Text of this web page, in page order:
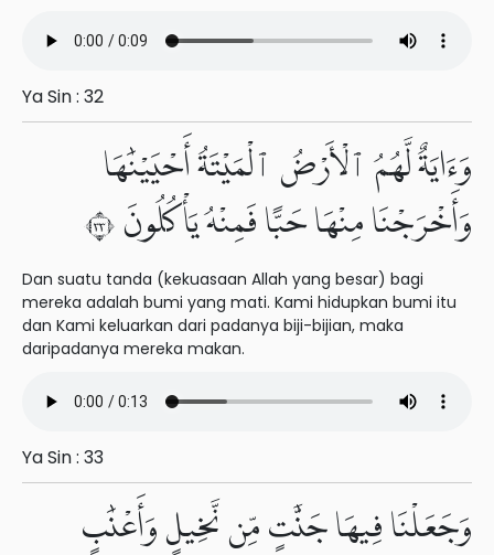
Ya Sin : 32
وَءَايَةٌ لَّهُمُ ٱلْأَرْضُ ٱلْمَيْتَةُ أَحْيَيْنَٰهَا
وَأَخْرَجْنَا مِنْهَا حَبًّا فَمِنْهُ يَأْكُلُونَ ٣٣
Dan suatu tanda (kekuasaan Allah yang besar) bagi
mereka adalah bumi yang mati. Kami hidupkan bumi itu
dan Kami keluarkan dari padanya biji-bijian, maka
daripadanya mereka makan.
Ya Sin : 33
وَجَعَلْنَا فِيهَا جَنَّٰتٍ مِّن نَّخِيلٍ وَأَعْنَٰبٍ